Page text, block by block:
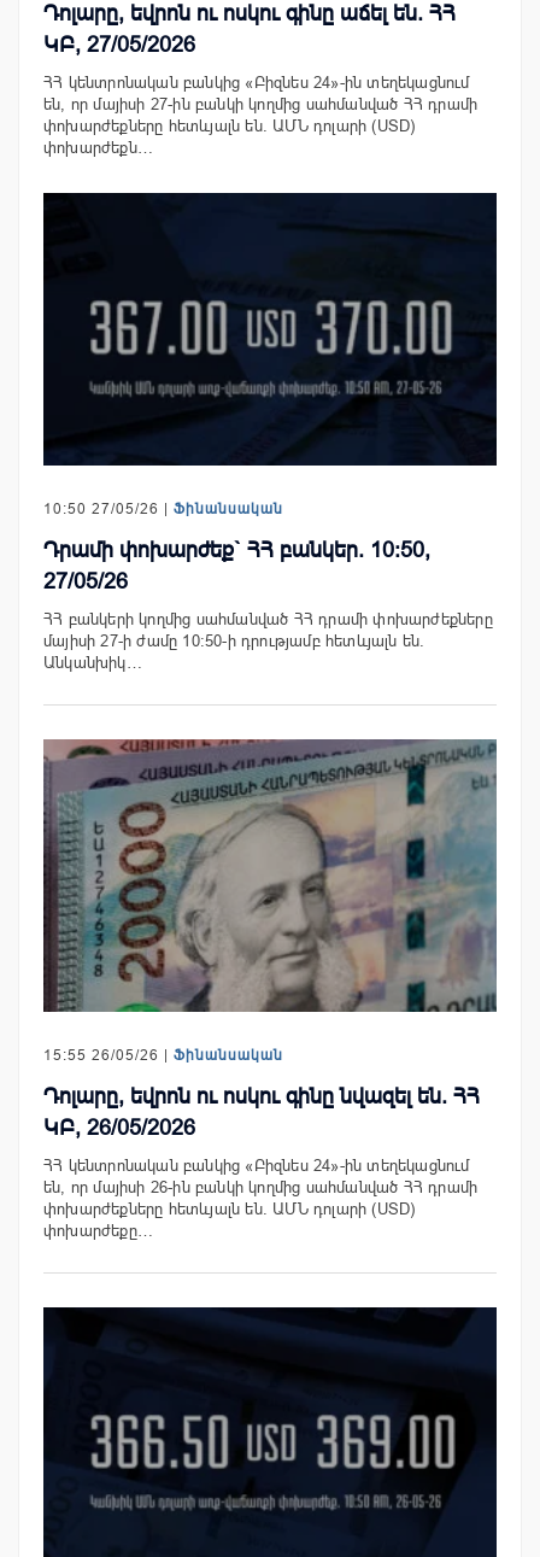
Դոլարը, եվրոն ու ոսկու գինը աճել են. ՀՀ
ԿԲ, 27/05/2026
ՀՀ կենտրոնական բանկից «Բիզնես 24»-ին տեղեկացնում
են, որ մայիսի 27-ին բանկի կողմից սահմանված ՀՀ դրամի
փոխարժեքները հետևյալն են. ԱՄՆ դոլարի (USD)
փոխարժեքն…
10:50 27/05/26 | Ֆինանսական
Դրամի փոխարժեք` ՀՀ բանկեր. 10:50,
27/05/26
ՀՀ բանկերի կողմից սահմանված ՀՀ դրամի փոխարժեքները
մայիսի 27-ի ժամը 10:50-ի դրությամբ հետևյալն են.
Անկանխիկ…
15:55 26/05/26 | Ֆինանսական
Դոլարը, եվրոն ու ոսկու գինը նվազել են. ՀՀ
ԿԲ, 26/05/2026
ՀՀ կենտրոնական բանկից «Բիզնես 24»-ին տեղեկացնում
են, որ մայիսի 26-ին բանկի կողմից սահմանված ՀՀ դրամի
փոխարժեքները հետևյալն են. ԱՄՆ դոլարի (USD)
փոխարժեքը…